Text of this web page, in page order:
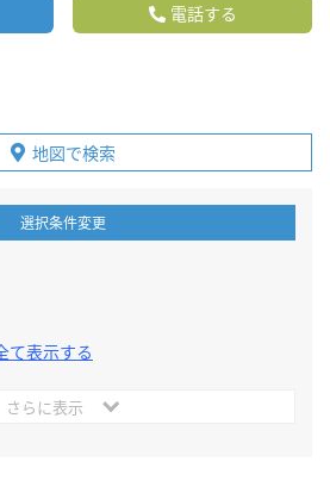
電話する
地図で検索
選択条件変更
て表示する
さらに表示